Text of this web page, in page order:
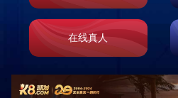
> 关于我们 资质荣誉